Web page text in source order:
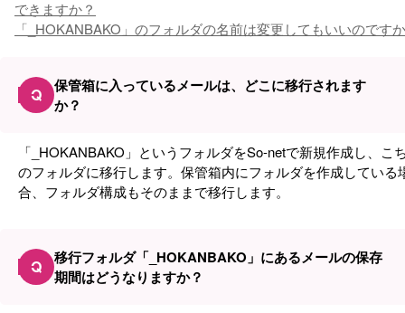
できますか？
「_HOKANBAKO」のフォルダの名前は変更してもいいのです
Q
保管箱に入っているメールは、どこに移行されます
か？
「_HOKANBAKO」というフォルダをSo-netで新規作成し、こ
のフォルダに移行します。保管箱内にフォルダを作成している
合、フォルダ構成もそのままで移行します。
Q
移行フォルダ「_HOKANBAKO」にあるメールの保存
期間はどうなりますか？